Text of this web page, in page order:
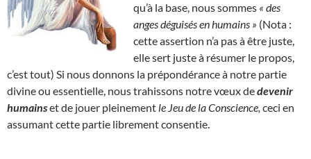
qu’à la base, nous sommes « des
anges déguisés en humains » (Nota :
cette assertion n’a pas à être juste,
elle sert juste à résumer le propos,
c’est tout) Si nous donnons la prépondérance à notre partie
divine ou essentielle, nous trahissons notre vœux dedevenir
humainset de jouer pleinement le Jeu de la Conscience, ceci en
assumant cette partie librement consentie.